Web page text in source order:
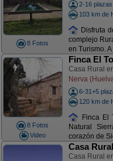
8 Fotos
2-16 plazas
103 km de
Disfruta
complejo
en Turismo.
8 Fotos
Video
Finca El
Casa Rural
Nerva
6-31+5
120 km de
Finca El
Natural
corazón de
Casa
Casa Rural